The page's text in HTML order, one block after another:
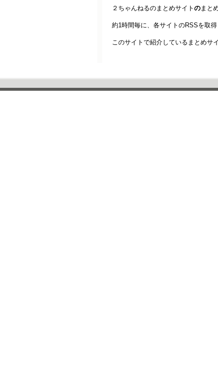
２ちゃんねるのまとめサイト の まと
約1時間毎に、各サイトのRSSを取
このサイトで紹介しているまとめサ